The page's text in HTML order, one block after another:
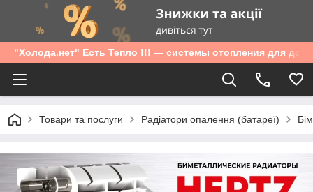
"Холода.нет" Есть Тепло !!! — системы отопления для дома
Товари та послуги Радіатори опалення (батареї)